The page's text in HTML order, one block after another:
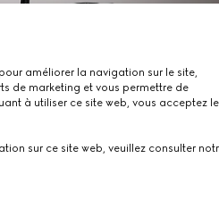
améliorer la navigation sur le site,
de marketing et vous permettre de
à utiliser ce site web, vous acceptez
sur ce site web, veuillez consulter